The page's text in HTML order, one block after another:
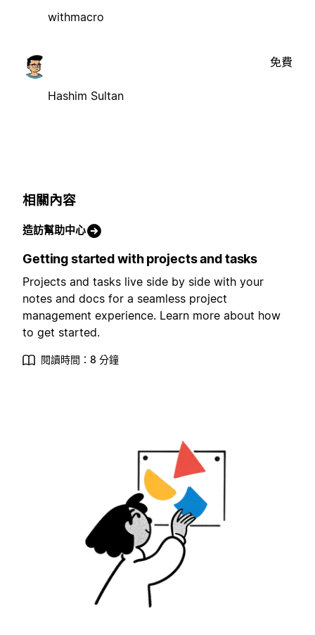
withmacro
Hashim Sultan
免費
相關內容
造訪幫助中心
Getting started with projects and tasks
Projects and tasks live side by side with your
notes and docs for a seamless project
management experience. Learn more about how
to get started.
閱讀時間：8 分鐘